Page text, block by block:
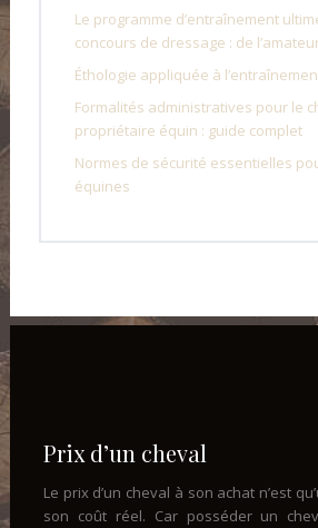
Le programme d’entraînement
concours de dressage : de
Éthologie appliquée à
Formalités administratives pour le
propriétaire équin : guide complet
Normes de sécurité essentielles
équines
Prix d’un cheval
Le prix d’un cheval à son achat n’est
son coût réel. Car posséder un